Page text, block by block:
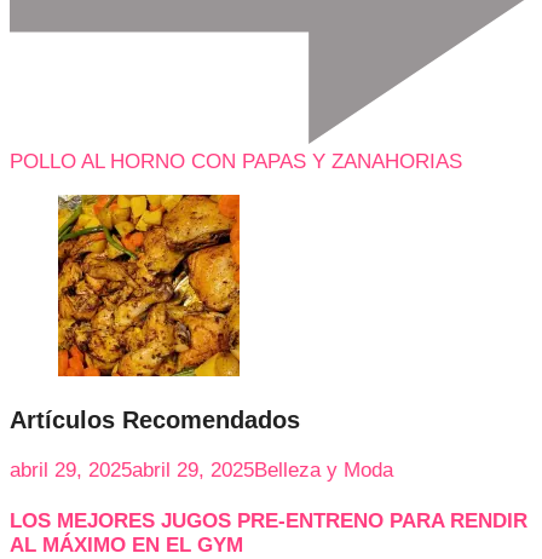
POLLO AL HORNO CON PAPAS Y ZANAHORIAS
Artículos Recomendados
abril 29, 2025abril 29, 2025Belleza y Moda
LOS MEJORES JUGOS PRE-ENTRENO PARA RENDIR
AL MÁXIMO EN EL GYM